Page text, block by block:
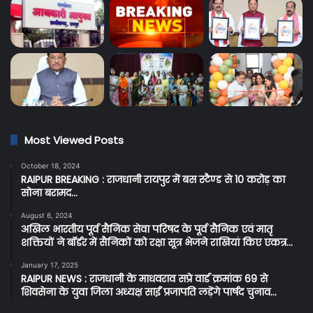
Most Viewed Posts
October 18, 2024
RAIPUR BREAKING : राजधानी रायपुर में बस स्टैण्ड से 10 करोड़ का
सोना बरामद…
August 6, 2024
अखिल भारतीय पूर्व सैनिक सेवा परिषद के पूर्व सैनिक एवं मातृ
शक्तियों ने बॉर्डर में सैनिकों को रक्षा सूत्र भेजने राखियां किए एकत्र…
January 17, 2025
RAIPUR NEWS : राजधानी के माधवराव सप्रे वार्ड क्रमांक 69 से
शिवसेना के युवा जिला अध्यक्ष साईं प्रजापति लड़ेंगे पार्षद चुनाव…